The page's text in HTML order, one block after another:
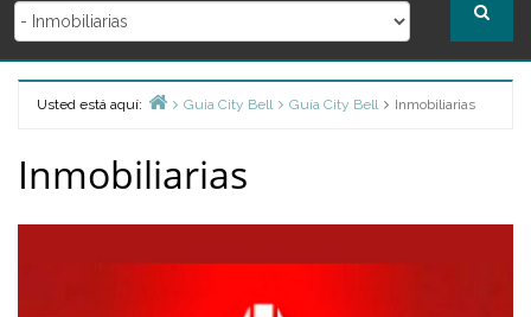
Usted está aquí:
Guia City Bell Guía City Bell Inmobiliarias
Inmobiliarias